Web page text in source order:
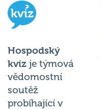
Hospodský
kvíz je týmová
vědomostní
soutěž
probíhající v